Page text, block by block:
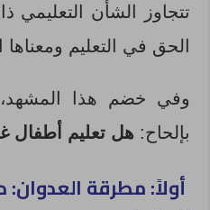
تتجاوز الشأن التعليمي
الحق في التعليم ومعناها
وفي خضم هذا
بإلحاح: هل تعليم
أولاً: مطرقة العدوان: